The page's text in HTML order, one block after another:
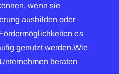
wenn sie
ausbilden oder
es
genutzt werden.Wie
beraten